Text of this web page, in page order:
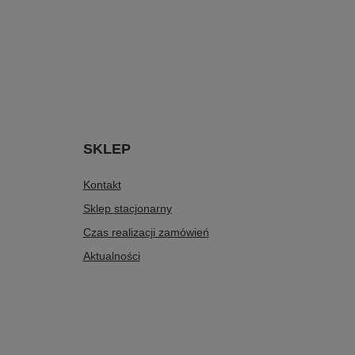
SKLEP
Kontakt
Sklep stacjonarny
Czas realizacji zamówień
Aktualności